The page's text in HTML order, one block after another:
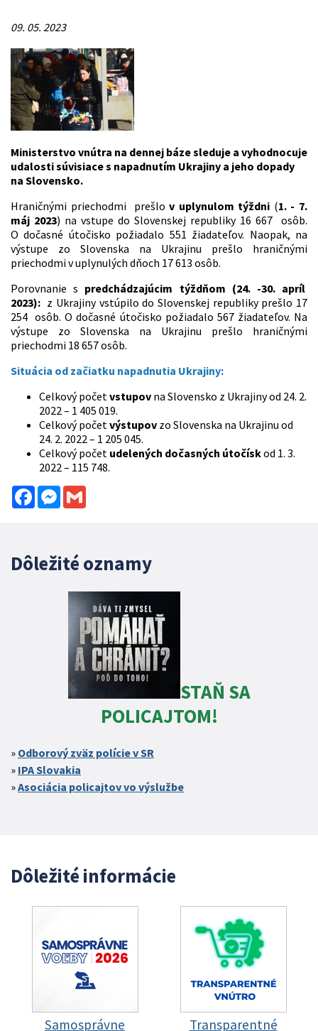
09. 05. 2023
Ministerstvo vnútra na dennej báze sleduje a vyhodnocuje
udalosti súvisiace s napadnutím Ukrajiny a jeho dopady
na Slovensko.
Hraničnými priechodmi prešlov uplynulom týždni (1. - 7.
máj 2023) na vstupe do Slovenskej republiky 16 667 osôb.
O dočasné útočisko požiadalo 551 žiadateľov. Naopak, na
výstupe zo Slovenska na Ukrajinu prešlo hraničnými
priechodmi v uplynulých dňoch 17 613 osôb.
Porovnanie s predchádzajúcim týždňom (24. -30. apríl
2023): z Ukrajiny vstúpilo do Slovenskej republiky prešlo 17
254 osôb. O dočasné útočisko požiadalo 567 žiadateľov. Na
výstupe zo Slovenska na Ukrajinu prešlo hraničnými
priechodmi 18 657 osôb.
Situácia od začiatku napadnutia Ukrajiny:
Celkový početvstupov na Slovensko z Ukrajiny od 24. 2.
2022 – 1 405 019.
Celkový početvýstupov zo Slovenska na Ukrajinu od
24. 2. 2022 – 1 205 045.
Celkový počet udelených dočasných útočískod 1. 3.
2022 – 115 748.
FacebookMessenger
Dôležité oznamy
STAŇ SA
POLICAJTOM!
Odborový zväz polície v SR
IPA Slovakia
Asociácia policajtov vo výslužbe
Dôležité informácie
Samosprávne Transparentné